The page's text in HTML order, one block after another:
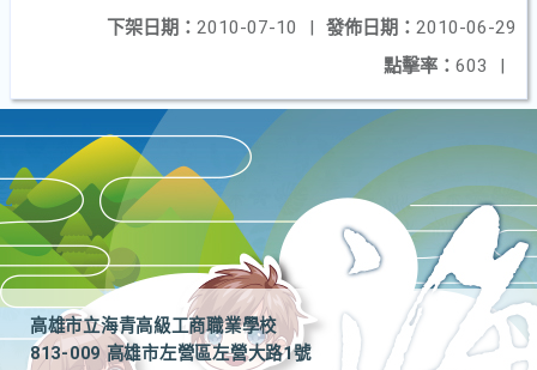
發佈日期： 2010-06-29
下架日期： 2010-07-10
|
點擊率： 603 |
高雄市立海青高級工商職業學校
813-009 高雄市左營區左營大路1號